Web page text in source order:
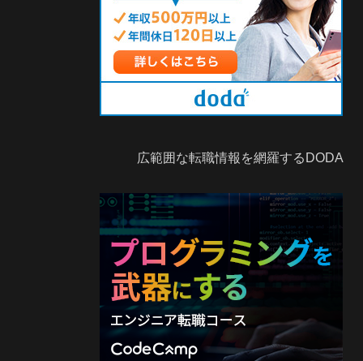
広範囲な転職情報を網羅するDODA